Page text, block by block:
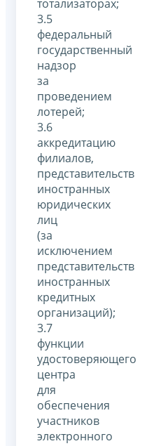
тотализаторах;
3.5
федеральный
государственный
надзор
за
проведением
лотерей;
3.6
аккредитацию
филиалов,
представительств
иностранных
юридических
лиц
(за
исключением
представительств
иностранных
кредитных
организаций);
3.7
функции
удостоверяющего
центра
для
обеспечения
участников
электронного